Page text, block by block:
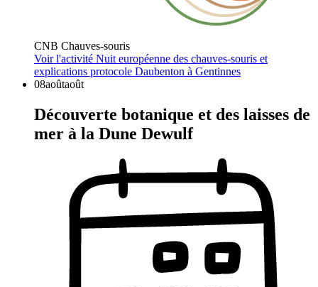
CNB Chauves-souris
Voir l'activité Nuit européenne des chauves-souris et
explications protocole Daubenton à Gentinnes
08aoûtaoût
Découverte botanique et des laisses de
mer à la Dune Dewulf